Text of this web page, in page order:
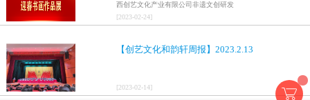
西创艺文化产业有限公司非遗文创研发
基地、百色市乐业县百坭壮族织布技艺
传承创意基地正式开启，活动紧扣“启航
村特色设计舞美，突出乡村文艺新体
[2023-02-24]
【创艺文化和韵轩周报】2023.2.13
[2023-02-14]